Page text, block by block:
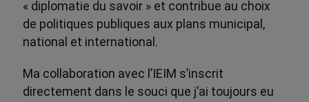
« diplomatie du savoir » et contribue au choix
de politiques publiques aux plans municipal,
national et international.
Ma collaboration avec l’IEIM s’inscrit
directement dans le souci que j’ai toujours eu